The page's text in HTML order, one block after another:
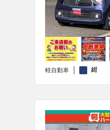
軽自動車 紺